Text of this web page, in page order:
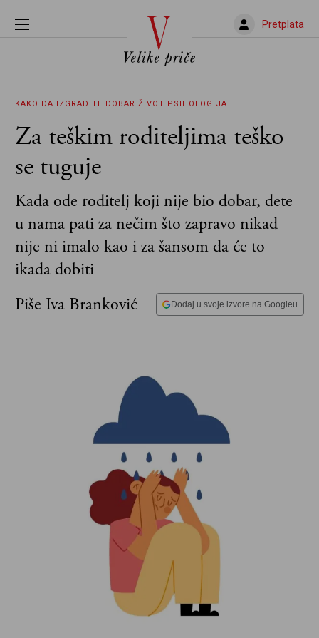
Pretplata
KAKO DA IZGRADITE DOBAR ŽIVOT PSIHOLOGIJA
Za teškim roditeljima teško
se tuguje
Kada ode roditelj koji nije bio dobar, dete
u nama pati za nečim što zapravo nikad
nije ni imalo kao i za šansom da će to
ikada dobiti
Piše Iva Branković
Dodaj u svoje izvore na Googleu